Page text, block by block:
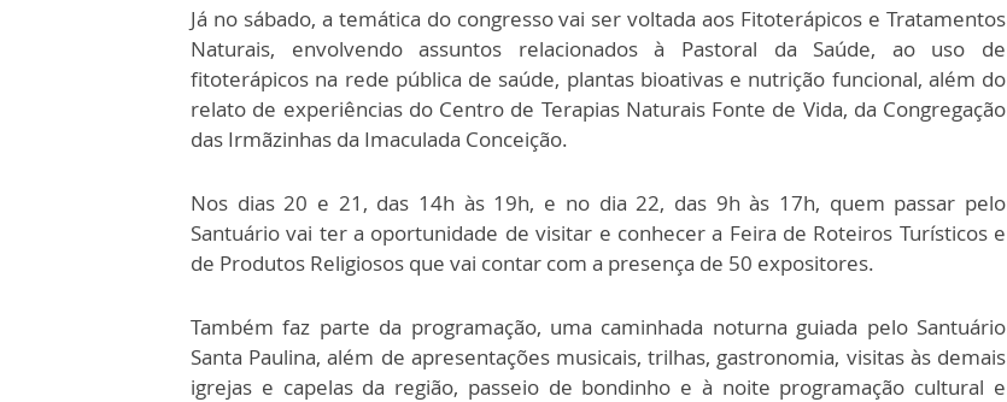
Já no sábado, a temática do congresso vai ser voltada aos Fitoterápicos e Tratamentos
Naturais, envolvendo assuntos relacionados à Pastoral da Saúde, ao uso de
fitoterápicos na rede pública de saúde, plantas bioativas e nutrição funcional, além do
relato de experiências do Centro de Terapias Naturais Fonte de Vida, da Congregação
das Irmãzinhas da Imaculada Conceição.
Nos dias 20 e 21, das 14h às 19h, e no dia 22, das 9h às 17h, quem passar pelo
Santuário vai ter a oportunidade de visitar e conhecer a Feira de Roteiros Turísticos e
de Produtos Religiosos que vai contar com a presença de 50 expositores.
Também faz parte da programação, uma caminhada noturna guiada pelo Santuário
Santa Paulina, além de apresentações musicais, trilhas, gastronomia, visitas às demais
igrejas e capelas da região, passeio de bondinho e à noite programação cultural e